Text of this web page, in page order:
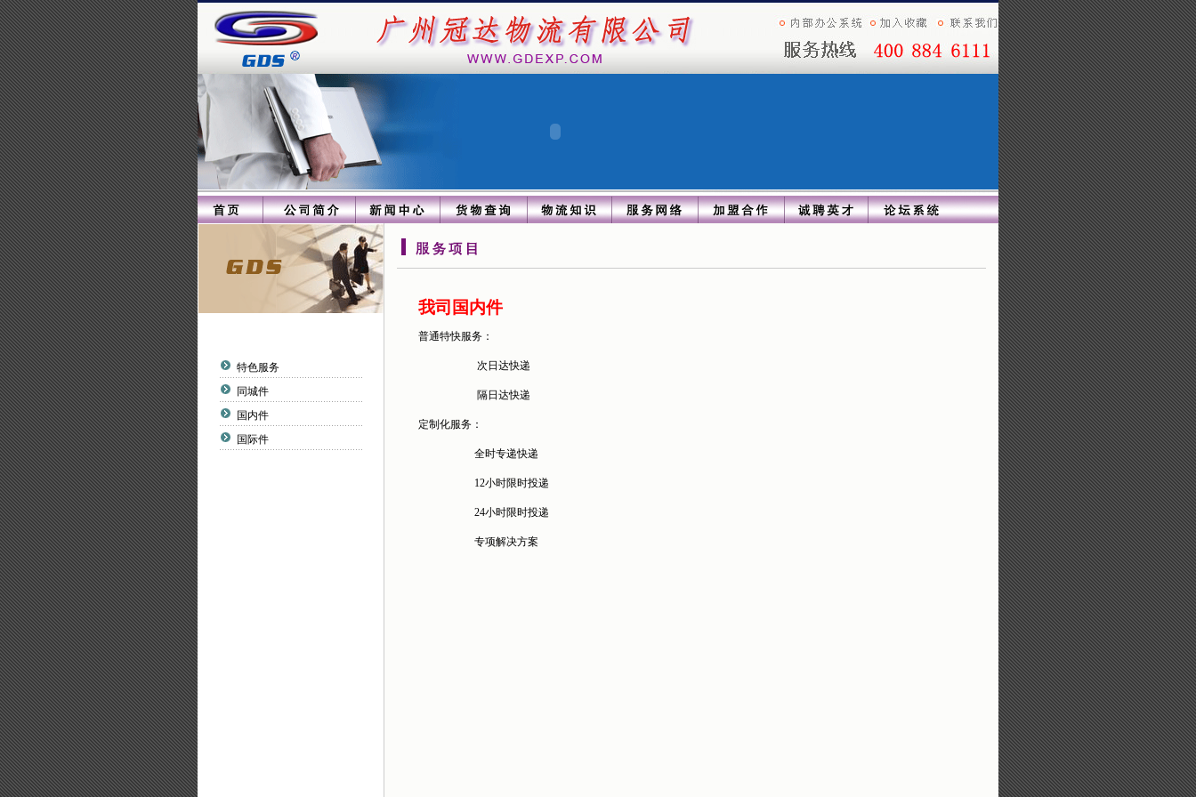
特色服务
同城件
国内件
国际件
我司国内件
普通特快服务：
次日达快递
隔日达快递
定制化服务：
全时专递快递
12小时限时投递
24小时限时投递
专项解决方案